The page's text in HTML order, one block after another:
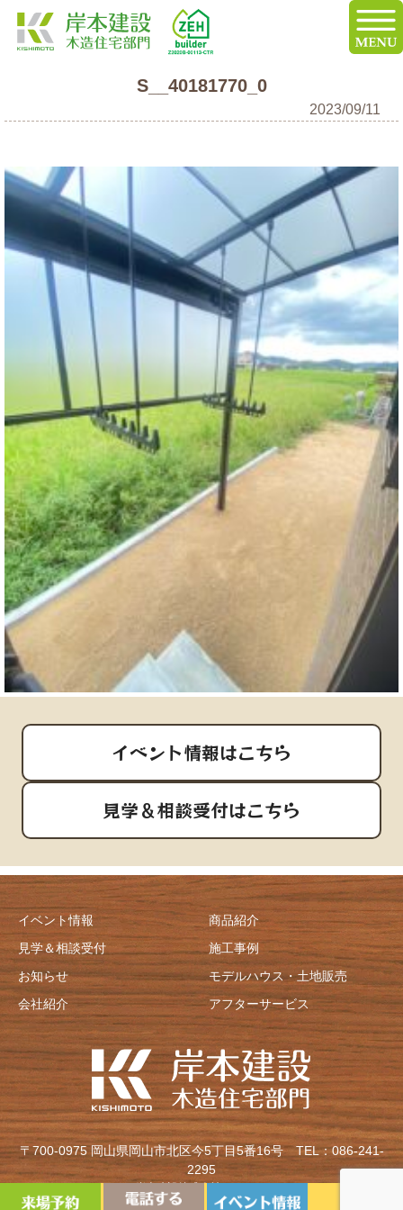
S__40181770_0
2023/09/11
イベント情報はこちら
見学＆相談受付はこちら
イベント情報
見学＆相談受付
お知らせ
会社紹介
商品紹介
施工事例
モデルハウス・土地販売
アフターサービス
〒700-0975 岡山県岡山市北区今5丁目5番16号TEL：086-241-
2295